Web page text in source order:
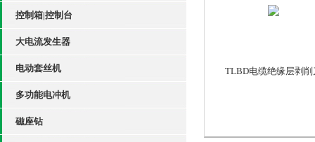
控制箱|控制台
大电流发生器
电动套丝机
多功能电冲机
磁座钻
TLBD电缆绝缘层剥削